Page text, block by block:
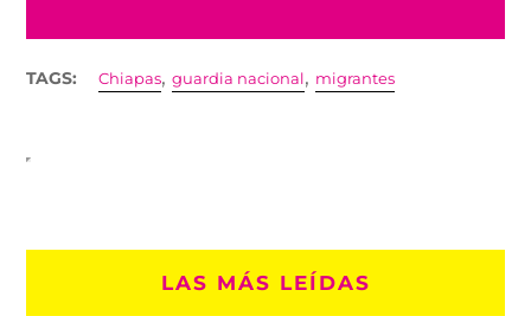
TAGS: Chiapas,guardia nacional , migrantes
LAS MÁS LEÍDAS